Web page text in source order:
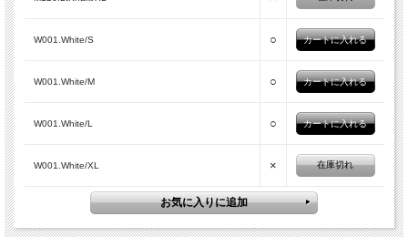
W001.White/S ○
W001.White/M ○
W001.White/L ○
W001.White/XL × 在庫切れ